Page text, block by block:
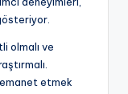
olmalı ve
emanet etmek